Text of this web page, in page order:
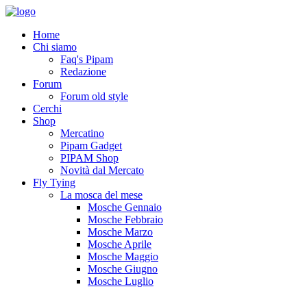
Home
Chi siamo
Faq's Pipam
Redazione
Forum
Forum old style
Cerchi
Shop
Mercatino
Pipam Gadget
PIPAM Shop
Novità dal Mercato
Fly Tying
La mosca del mese
Mosche Gennaio
Mosche Febbraio
Mosche Marzo
Mosche Aprile
Mosche Maggio
Mosche Giugno
Mosche Luglio